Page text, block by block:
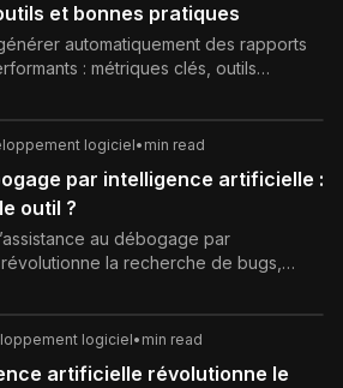
et bonnes pratiques
automatiquement des rapports
: métriques clés, outils
la sécurité et le SEO technique.
logiciel• min read
par intelligence artificielle :
outil ?
au débogage par
la recherche de bugs,
central du développeur.
logiciel• min read
artificielle révolutionne le